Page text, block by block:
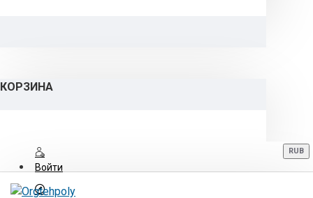
КОРЗИНА
Войти
RUB